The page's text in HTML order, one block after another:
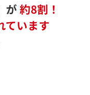
が約8割！
ています